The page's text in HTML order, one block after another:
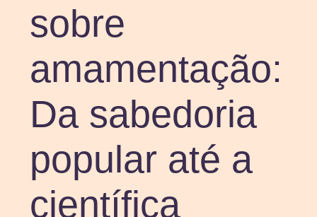
sobre
amamentação:
Da sabedoria
popular até a
científica